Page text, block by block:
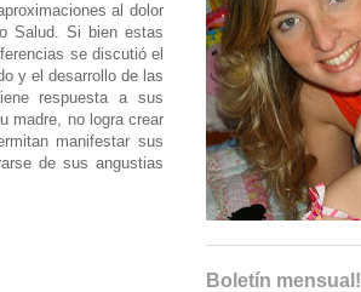
al dolor
Salud. Si bien estas
se discutió el
y el desarrollo de las
respuesta a sus
madre, no logra crear
manifestar sus
de sus angustias
Boletín mensual!